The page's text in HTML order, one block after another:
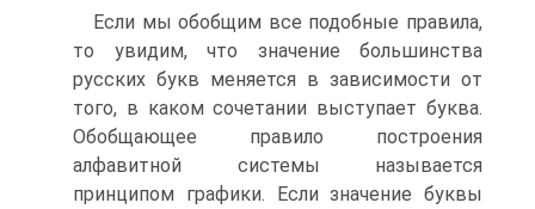
Если мы обобщим все подобные правила,
то увидим, что значение большинства
русских букв меняется в зависимости от
того, в каком сочетании выступает буква.
Обобщающее правило построения
алфавитной системы называется
принципом графики. Если значение буквы